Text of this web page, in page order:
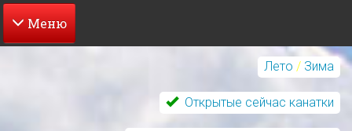
Перейти
Лето / Зима
Открытые сейчас канатки